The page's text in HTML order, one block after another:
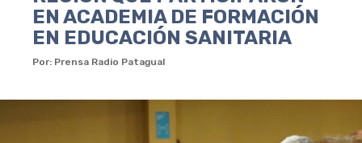
EN ACADEMIA DE FORMACIÓN
EN EDUCACIÓN SANITARIA
Por: Prensa Radio Patagual